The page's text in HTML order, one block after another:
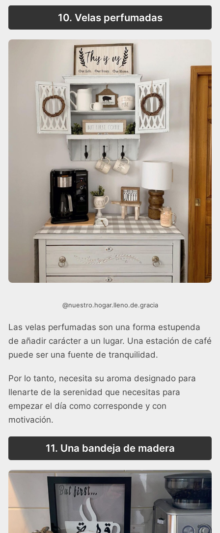
10. Velas perfumadas
@nuestro.hogar.lleno.de.gracia
Las velas perfumadas son una forma estupenda
de añadir carácter a un lugar. Una estación de café
puede ser una fuente de tranquilidad.
Por lo tanto, necesita su aroma designado para
llenarte de la serenidad que necesitas para
empezar el día como corresponde y con
motivación.
11. Una bandeja de madera